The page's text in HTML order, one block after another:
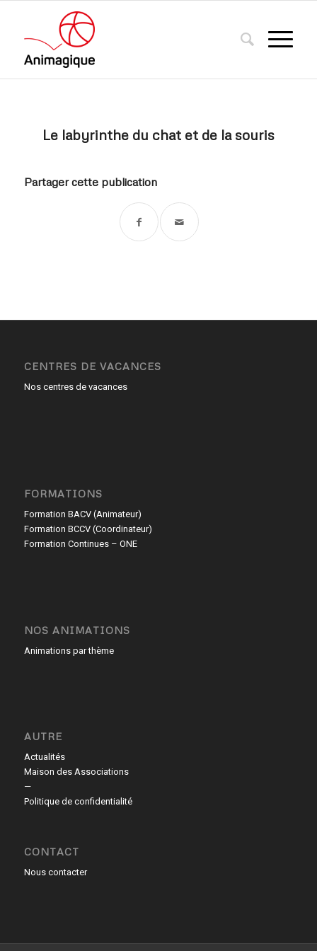
Le labyrinthe du chat et de la souris
Partager cette publication
CENTRES DE VACANCES
Nos centres de vacances
FORMATIONS
Formation BACV (Animateur)
Formation BCCV (Coordinateur)
Formation Continues – ONE
NOS ANIMATIONS
Animations par thème
AUTRE
Actualités
Maison des Associations
—
Politique de confidentialité
CONTACT
Nous contacter